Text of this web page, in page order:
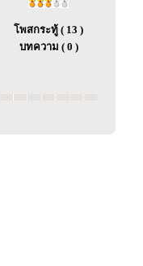
โพสกระทู้ ( 13 )
บทความ ( 0 )